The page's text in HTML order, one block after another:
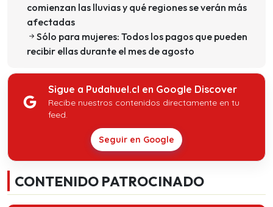
comienzan las lluvias y qué regiones se verán más
afectadas
Sólo para mujeres: Todos los pagos que pueden
recibir ellas durante el mes de agosto
Sigue a Pudahuel.cl en Google Discover
Recibe nuestros contenidos directamente en tu
feed.
Seguir en Google
CONTENIDO PATROCINADO